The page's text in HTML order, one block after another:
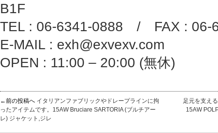
B1F
TEL : 06-6341-0888 / FAX : 06-
E-MAIL : exh@exvexv.com
OPEN : 11:00 – 20:00 (無休)
←前の投稿へ イタリアンファブリックやドレープラインに拘
ったアイテムです。15AW Bruciare SARTORIA (ブルチアー
レ) ジャケット,ジレ
足元を支え
15AW